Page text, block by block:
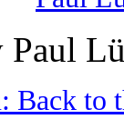
Back to